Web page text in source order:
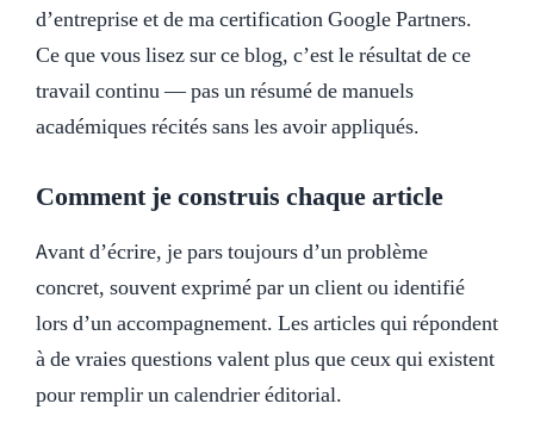
d’entreprise et de ma certification Google Partners.
Ce que vous lisez sur ce blog, c’est le résultat de ce
travail continu — pas un résumé de manuels
académiques récités sans les avoir appliqués.
Comment je construis chaque article
Avant d’écrire, je pars toujours d’un problème
concret, souvent exprimé par un client ou identifié
lors d’un accompagnement. Les articles qui répondent
à de vraies questions valent plus que ceux qui existent
pour remplir un calendrier éditorial.